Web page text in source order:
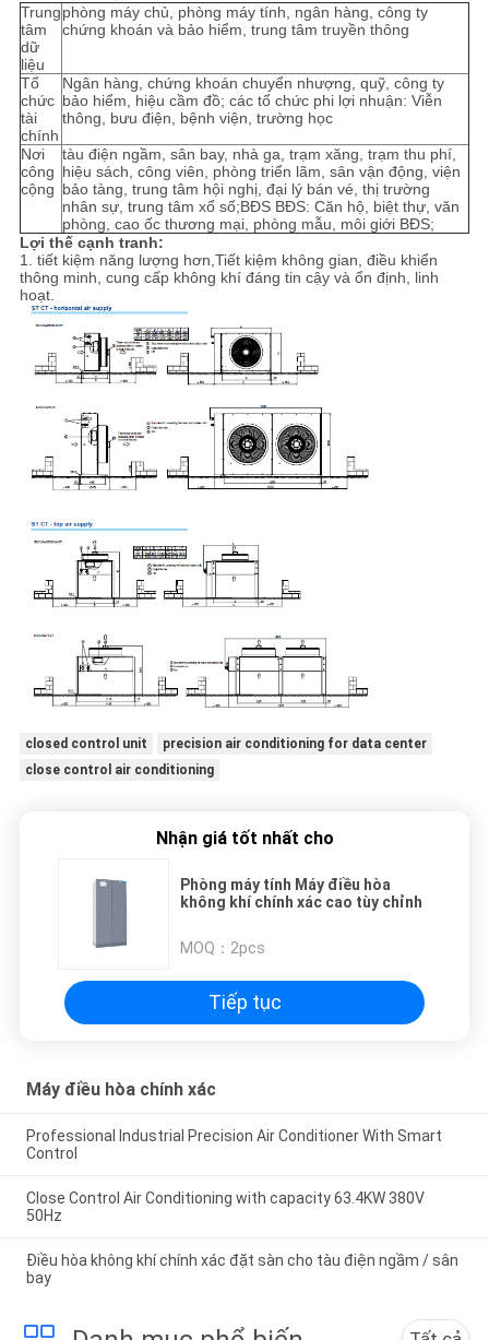
Trung
tâm
dữ
liệu
phòng máy chủ, phòng máy tính, ngân hàng, công ty
chứng khoán và bảo hiểm, trung tâm truyền thông
Tổ
chức
tài
chính
Ngân hàng, chứng khoán chuyển nhượng, quỹ, công ty
bảo hiểm, hiệu cầm đồ; các tổ chức phi lợi nhuận: Viễn
thông, bưu điện, bệnh viện, trường học
Nơi
công
cộng
tàu điện ngầm, sân bay, nhà ga, trạm xăng, trạm thu phí,
hiệu sách, công viên, phòng triển lãm, sân vận động, viện
bảo tàng, trung tâm hội nghị, đại lý bán vé, thị trường
nhân sự, trung tâm xổ số;BĐS BĐS: Căn hộ, biệt thự, văn
phòng, cao ốc thương mại, phòng mẫu, môi giới BĐS;
Lợi thế cạnh tranh:
1. tiết kiệm năng lượng hơn,Tiết kiệm không gian, điều khiển
thông minh, cung cấp không khí đáng tin cậy và ổn định, linh
hoạt.
closed control unit
precision air conditioning for data center
close control air conditioning
Nhận giá tốt nhất cho
Phòng máy tính Máy điều hòa
không khí chính xác cao tùy chỉnh
MOQ： 2pcs
Tiếp tục
Máy điều hòa chính xác
Professional Industrial Precision Air Conditioner With Smart
Control
Close Control Air Conditioning with capacity 63.4KW 380V
50Hz
Điều hòa không khí chính xác đặt sàn cho tàu điện ngầm / sân
bay